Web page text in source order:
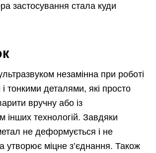
застосування стала куди
незамінна при роботі
тонкими деталями, які просто
вручну або із
інших технологій. Завдяки
не деформується і не
а утворює міцне з’єднання. Також